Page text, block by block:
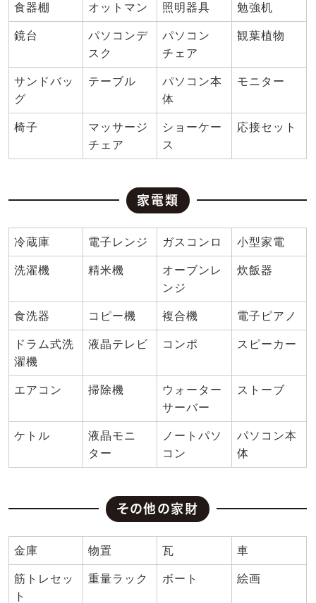
食器棚 オットマン 照明器具 勉強机
鏡台
パソコンデ
スク
パソコン
チェア
観葉植物
サンドバッ
グ
テーブル
パソコン本
体
モニター
椅子
マッサージ
チェア
ショーケー
ス
応接セット
家電類
冷蔵庫 電子レンジ ガスコンロ 小型家電
洗濯機 精米機
オーブンレ
ンジ
炊飯器
食洗器 コピー機 複合機 電子ピアノ
ドラム式洗
濯機
液晶テレビ コンポ スピーカー
エアコン 掃除機
ウォーター
サーバー
ストーブ
ケトル
液晶モニ
ター
ノートパソ
コン
パソコン本
体
その他の家財
金庫 物置 瓦 車
筋トレセッ
ト
重量ラック ボート 絵画